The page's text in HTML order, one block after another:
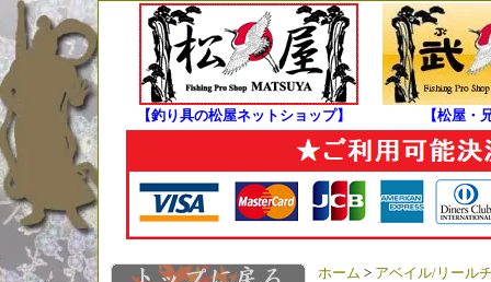
【釣り具の松屋ネットショップ】 【松屋・
ホーム > アベイル/リール